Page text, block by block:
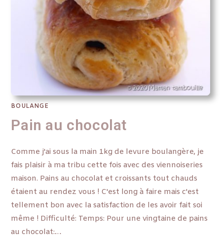
BOULANGE
Pain au chocolat
Comme j'ai sous la main 1kg de levure boulangère, je
fais plaisir à ma tribu cette fois avec des viennoiseries
maison. Pains au chocolat et croissants tout chauds
étaient au rendez vous ! C'est long à faire mais c'est
tellement bon avec la satisfaction de les avoir fait soi
même ! Difficulté: Temps: Pour une vingtaine de pains
au chocolat:…